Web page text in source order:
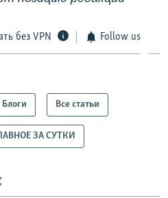
без VPN Follow us
Блоги Все статьи
ЗА СУТКИ